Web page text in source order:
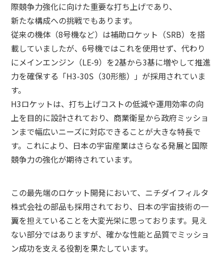
際競争力強化に向けた重要な打ち上げであり、
新たな構成への挑戦でもあります。
従来の機体（8号機など）は補助ロケット（SRB）を搭
載していましたが、6号機ではこれを使用せず、代わり
にメインエンジン（LE-9）を2基から3基に増やして推進
力を確保する「H3-30S（30形態）」が採用されていま
す。
H3ロケットは、打ち上げコストの低減や運用効率の向
上を目的に設計されており、商業衛星から政府ミッショ
ンまで幅広いニーズに対応できることが大きな特長で
す。これにより、日本の宇宙産業はさらなる発展と国際
競争力の強化が期待されています。
この最先端のロケット開発において、ニチダイフィルタ
株式会社の部品も採用されており、日本の宇宙技術の一
翼を担えていることを大変光栄に思っております。見え
ない部分ではありますが、確かな性能と品質でミッショ
ン成功を支える役割を果たしています。